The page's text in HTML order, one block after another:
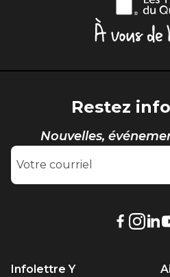
Restez
Nouvelles,
LienLien
site.
Infolettre Y